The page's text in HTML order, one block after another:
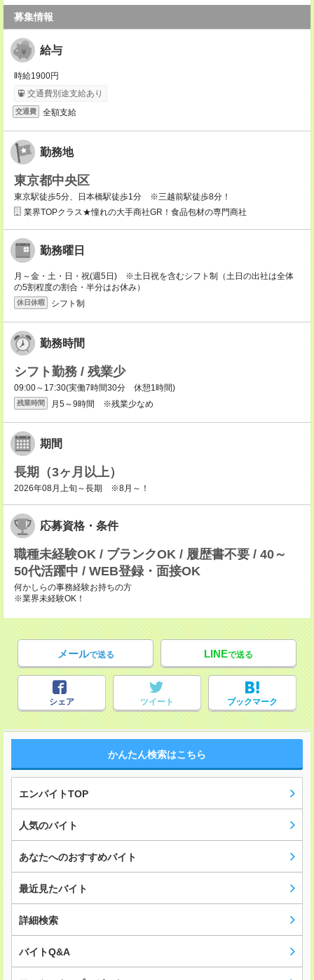
募集情報
給与
時給1900円
交通費別途支給あり
交通費 全額支給
勤務地
東京都中央区
東京駅徒歩5分、日本橋駅徒歩1分 ※三越前駅徒歩8分！
業界TOPクラス★憧れの大手商社GR！食品包材の専門商社
勤務曜日
月～金・土・日・祝(週5日) ※土日祝を含むシフト制（土日の出社は全体
の5割程度の割合・半分はお休み）
休日休暇 シフト制
勤務時間
シフト勤務 / 残業少
09:00～17:30(実働7時間30分 休憩1時間)
残業時間 月5～9時間 ※残業少なめ
期間
長期（3ヶ月以上）
2026年08月上旬～長期 ※8月～！
応募資格・条件
職種未経験OK / ブランクOK / 履歴書不要 / 40～
50代活躍中 / WEB登録・面接OK
何かしらの事務経験お持ちの方
※業界未経験OK！
メールで送る LINEで送る
シェア ツイート ブックマーク
かんたん検索はこちら
エンバイトTOP
人気のバイト
あなたへのおすすめバイト
最近見たバイト
詳細検索
バイトQ&A